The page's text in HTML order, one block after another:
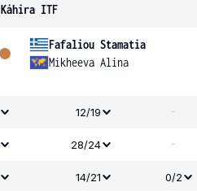
Káhira ITF
Fafaliou Stamatia
Mikheeva Alina
12/19 -
28/24 -
14/21 0/2